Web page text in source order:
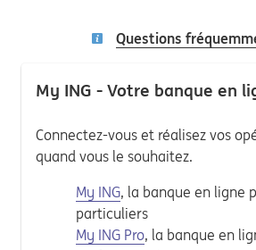
Questions
My ING - Votre banque en
Connectez-vous et réalisez vos
quand vous le souhaitez.
My ING, la banque en ligne
particuliers
My ING Pro, la banque en